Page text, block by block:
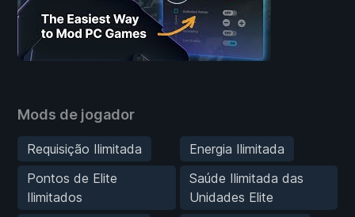
Mods de jogador
Requisição Ilimitada
Energia Ilimitada
Pontos de Elite
Ilimitados
Saúde Ilimitada das
Unidades Elite